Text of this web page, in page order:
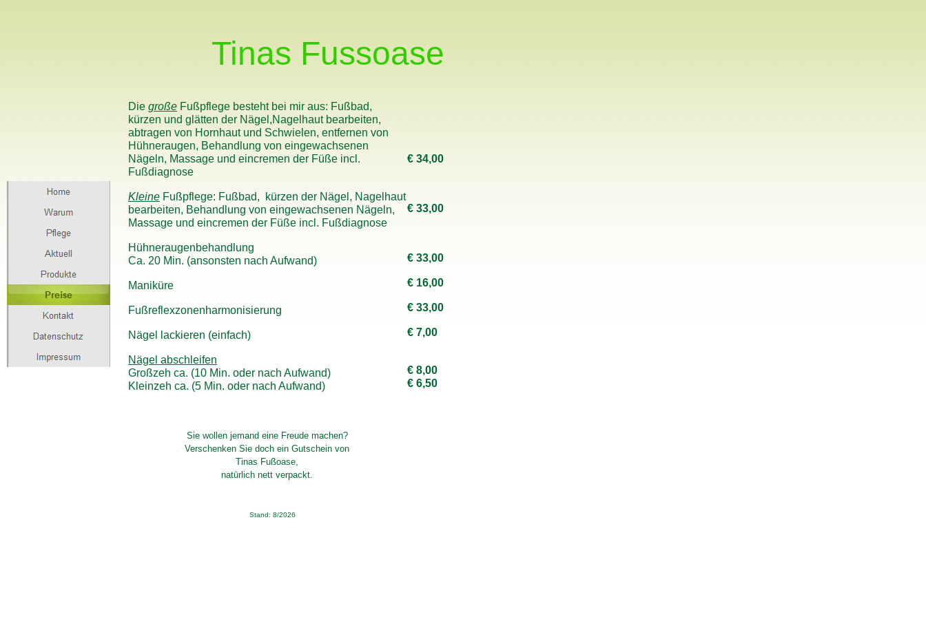
Tinas Fussoase
Die große Fußpflege besteht bei mir aus: Fußbad,
kürzen und glätten der Nägel,Nagelhaut bearbeiten,
abtragen von Hornhaut und Schwielen, entfernen von
Hühneraugen, Behandlung von eingewachsenen
Nägeln, Massage und eincremen der Füße incl.
Fußdiagnose
Kleine Fußpflege: Fußbad, kürzen der Nägel, Nagelhaut
bearbeiten, Behandlung von eingewachsenen Nägeln,
Massage und eincremen der Füße incl. Fußdiagnose
Hühneraugenbehandlung
Ca. 20 Min. (ansonsten nach Aufwand)
Maniküre
Fußreflexzonenharmonisierung
Nägel lackieren (einfach)
Nägel abschleifen
Großzeh ca. (10 Min. oder nach Aufwand)
Kleinzeh ca. (5 Min. oder nach Aufwand)
Sie wollen jemand eine Freude machen?
Verschenken Sie doch ein Gutschein von
Tinas Fußoase,
natürlich nett verpackt.
Stand: 8/2026
€ 34,00
€ 33,00
€ 33,00
€ 16,00
€ 33,00
€ 7,00
€ 8,00
€ 6,50